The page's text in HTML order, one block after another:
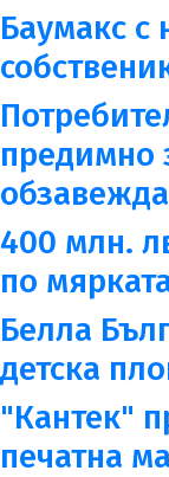
Баумакс с
предимно
400 млн.
по
Белла
детска
"Кантек"
печатна